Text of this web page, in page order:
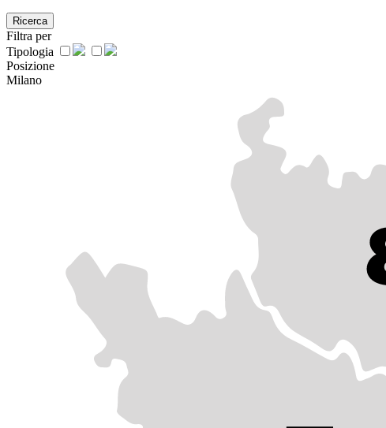
Ricerca
Filtra per
Tipologia
Posizione
Milano